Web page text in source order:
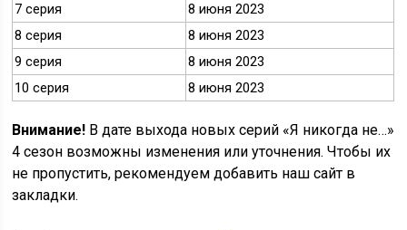
7 серия
8 июня 2023
8 серия
8 июня 2023
9 серия
8 июня 2023
10 серия
8 июня 2023
Внимание! В дате выхода новых серий «Я никогда не…»
4 сезон возможны изменения или уточнения. Чтобы их
не пропустить, рекомендуем добавить наш сайт в
закладки.